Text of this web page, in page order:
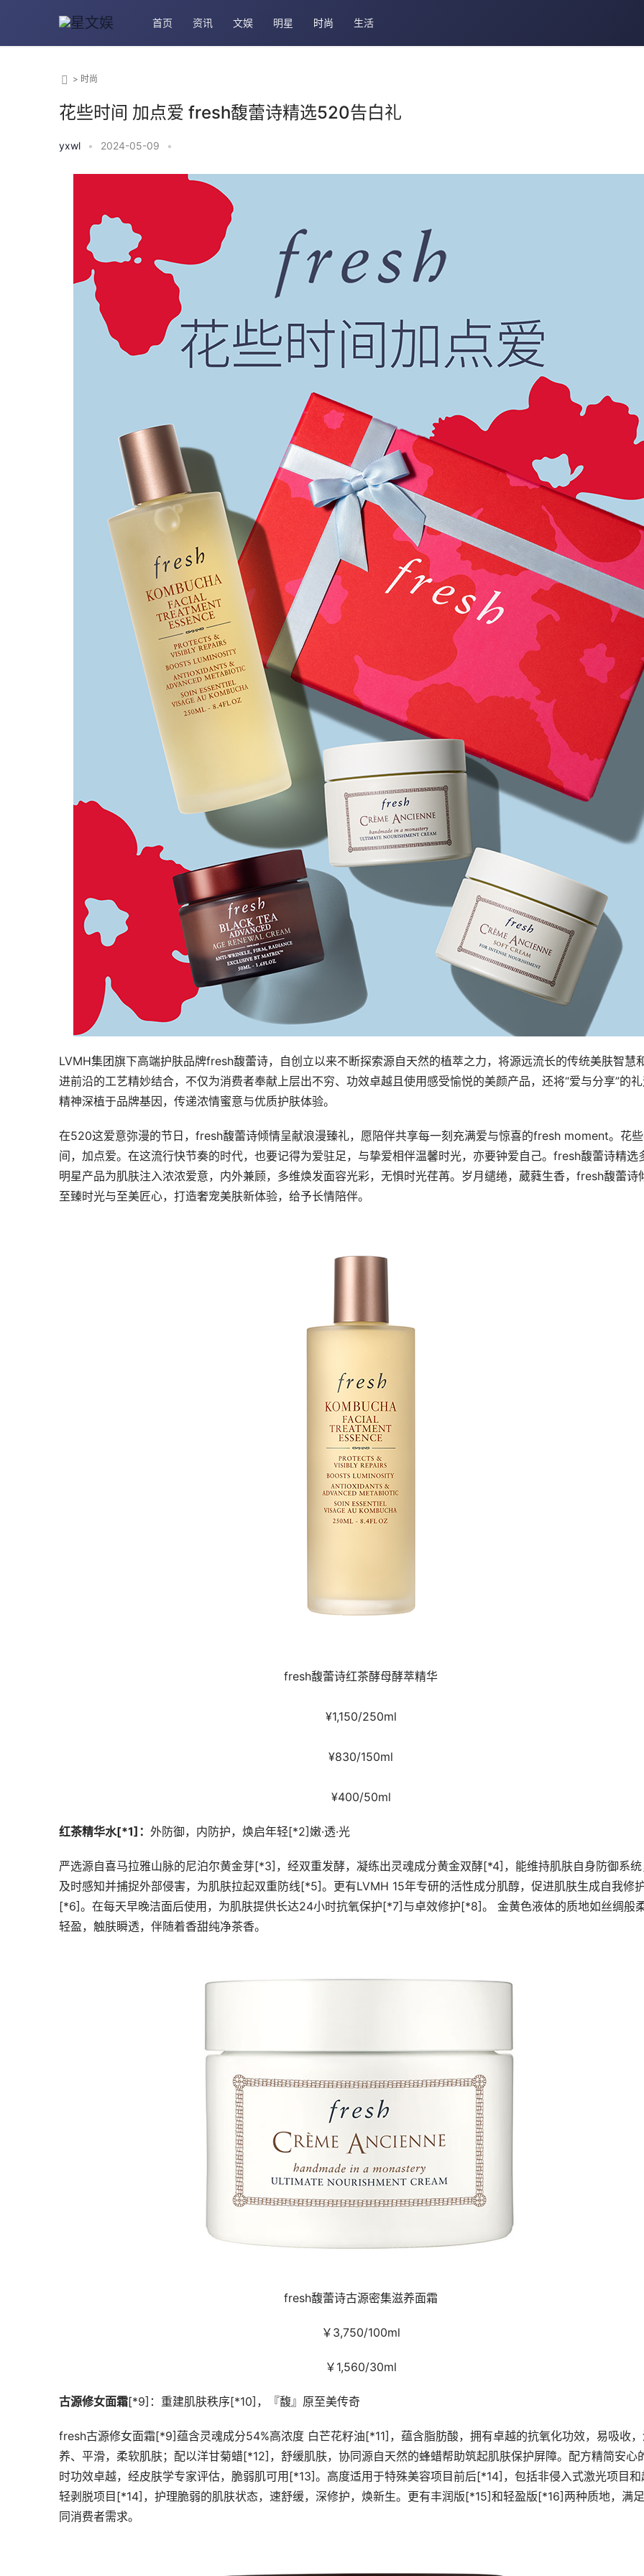
首页 资讯 文娱 明星 时尚 生活
> 时尚
花些时间 加点爱 fresh馥蕾诗精选520告白礼
yxwl • 2024-05-09 •
LVMH集团旗下高端护肤品牌fresh馥蕾诗，自创立以来不断探索源自天然的植萃之力，将源远流长的传统美肤智慧
进前沿的工艺精妙结合，不仅为消费者奉献上层出不穷、功效卓越且使用感受愉悦的美颜产品，还将“爱与分享”的
精神深植于品牌基因，传递浓情蜜意与优质护肤体验。
在520这爱意弥漫的节日，fresh馥蕾诗倾情呈献浪漫臻礼，愿陪伴共享每一刻充满爱与惊喜的fresh moment。花
间，加点爱。在这流行快节奏的时代，也要记得为爱驻足，与挚爱相伴温馨时光，亦要钟爱自己。fresh馥蕾诗精选
明星产品为肌肤注入浓浓爱意，内外兼顾，多维焕发面容光彩，无惧时光荏苒。岁月缱绻，葳蕤生香，fresh馥蕾诗
至臻时光与至美匠心，打造奢宠美肤新体验，给予长情陪伴。
fresh馥蕾诗红茶酵母酵萃精华
¥1,150/250ml
¥830/150ml
¥400/50ml
红茶精华水[*1]： 外防御，内防护，焕启年轻[*2]嫩·透·光
严选源自喜马拉雅山脉的尼泊尔黄金芽[*3]，经双重发酵，凝练出灵魂成分黄金双酵[*4]，能维持肌肤自身防御系统
及时感知并捕捉外部侵害，为肌肤拉起双重防线[*5]。更有LVMH 15年专研的活性成分肌醇，促进肌肤生成自我修
[*6]。在每天早晚洁面后使用，为肌肤提供长达24小时抗氧保护[*7]与卓效修护[*8]。 金黄色液体的质地如丝绸般
轻盈，触肤瞬透，伴随着香甜纯净茶香。
fresh馥蕾诗古源密集滋养面霜
￥3,750/100ml
￥1,560/30ml
古源修女面霜[*9]：重建肌肤秩序[*10]，『馥』原至美传奇
fresh古源修女面霜[*9]蕴含灵魂成分54%高浓度 白芒花籽油[*11]，蕴含脂肪酸，拥有卓越的抗氧化功效，易吸收
养、平滑，柔软肌肤；配以洋甘菊蜡[*12]，舒缓肌肤，协同源自天然的蜂蜡帮助筑起肌肤保护屏障。配方精简安心
时功效卓越，经皮肤学专家评估，脆弱肌可用[*13]。高度适用于特殊美容项目前后[*14]，包括非侵入式激光项目和
轻剥脱项目[*14]，护理脆弱的肌肤状态，速舒缓，深修护，焕新生。更有丰润版[*15]和轻盈版[*16]两种质地，满
同消费者需求。